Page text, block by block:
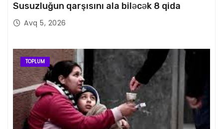
Susuzluğun qarşısını ala biləcək 8 qida
Avq 5, 2026
TOPLUM